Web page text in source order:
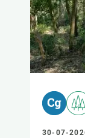
30-07-